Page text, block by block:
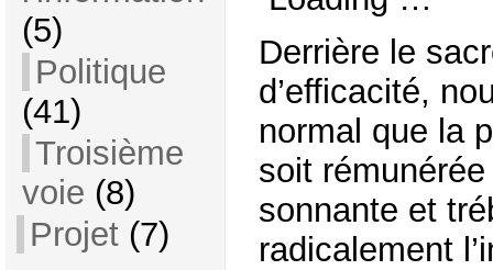
(5)
Politique
(41)
Troisième
voie (8)
Projet(7)
Derrière le
d’efficacité,
normal que la
soit
sonnante et
radicalement